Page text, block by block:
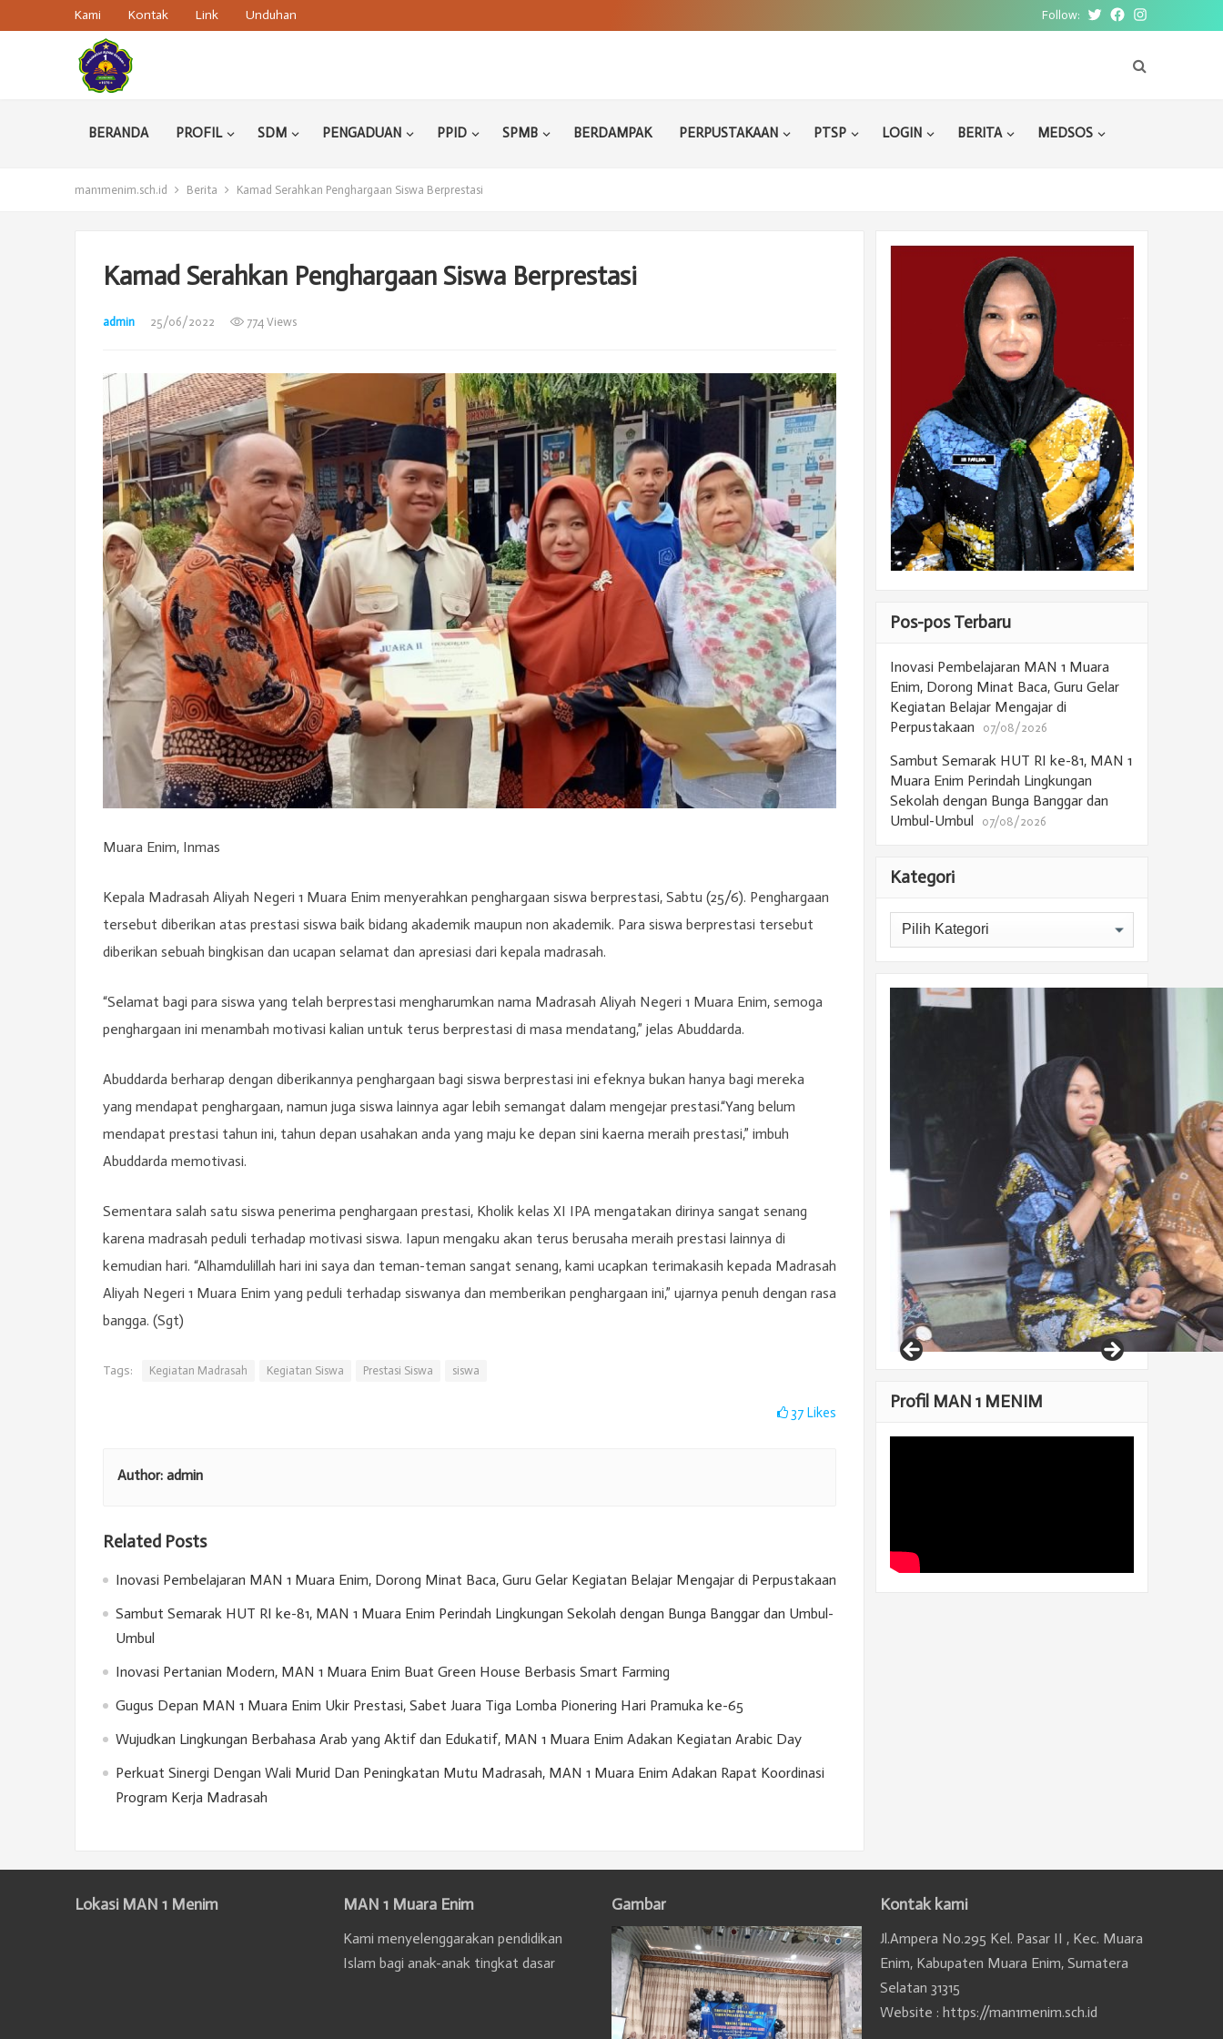
Kami Kontak Link Unduhan Follow: TwitterFacebookInstagram
BERANDA PROFIL SDM PENGADUAN PPID SPMB BERDAMPAK PERPUSTAKAAN PTSP LOGIN BERITA MEDSOS
man1menim.sch.id Berita Kamad Serahkan Penghargaan Siswa Berprestasi
Kamad Serahkan Penghargaan Siswa Berprestasi
admin 25/06/2022 774 Views
Muara Enim, Inmas
Kepala Madrasah Aliyah Negeri 1 Muara Enim menyerahkan penghargaan siswa berprestasi, Sabtu (25/6). Penghargaan
tersebut diberikan atas prestasi siswa baik bidang akademik maupun non akademik. Para siswa berprestasi tersebut
diberikan sebuah bingkisan dan ucapan selamat dan apresiasi dari kepala madrasah.
“Selamat bagi para siswa yang telah berprestasi mengharumkan nama Madrasah Aliyah Negeri 1 Muara Enim, semoga
penghargaan ini menambah motivasi kalian untuk terus berprestasi di masa mendatang,” jelas Abuddarda.
Abuddarda berharap dengan diberikannya penghargaan bagi siswa berprestasi ini efeknya bukan hanya bagi mereka
yang mendapat penghargaan, namun juga siswa lainnya agar lebih semangat dalam mengejar prestasi.“Yang belum
mendapat prestasi tahun ini, tahun depan usahakan anda yang maju ke depan sini kaerna meraih prestasi,” imbuh
Abuddarda memotivasi.
Sementara salah satu siswa penerima penghargaan prestasi, Kholik kelas XI IPA mengatakan dirinya sangat senang
karena madrasah peduli terhadap motivasi siswa. Iapun mengaku akan terus berusaha meraih prestasi lainnya di
kemudian hari. “Alhamdulillah hari ini saya dan teman-teman sangat senang, kami ucapkan terimakasih kepada Madrasah
Aliyah Negeri 1 Muara Enim yang peduli terhadap siswanya dan memberikan penghargaan ini,” ujarnya penuh dengan rasa
bangga. (Sgt)
Tags: Kegiatan Madrasah Kegiatan Siswa Prestasi Siswa siswa
37 Likes
Author: admin
Related Posts
Inovasi Pembelajaran MAN 1 Muara Enim, Dorong Minat Baca, Guru Gelar Kegiatan Belajar Mengajar di Perpustakaan
Sambut Semarak HUT RI ke-81, MAN 1 Muara Enim Perindah Lingkungan Sekolah dengan Bunga Banggar dan Umbul-
Umbul
Inovasi Pertanian Modern, MAN 1 Muara Enim Buat Green House Berbasis Smart Farming
Gugus Depan MAN 1 Muara Enim Ukir Prestasi, Sabet Juara Tiga Lomba Pionering Hari Pramuka ke-65
Wujudkan Lingkungan Berbahasa Arab yang Aktif dan Edukatif, MAN 1 Muara Enim Adakan Kegiatan Arabic Day
Perkuat Sinergi Dengan Wali Murid Dan Peningkatan Mutu Madrasah, MAN 1 Muara Enim Adakan Rapat Koordinasi
Program Kerja Madrasah
Pos-pos Terbaru
Inovasi Pembelajaran MAN 1 Muara
Enim, Dorong Minat Baca, Guru Gelar
Kegiatan Belajar Mengajar di
Perpustakaan
07/08/2026
Sambut Semarak HUT RI ke-81, MAN 1
Muara Enim Perindah Lingkungan
Sekolah dengan Bunga Banggar dan
Umbul-Umbul
07/08/2026
Kategori
Kategori
Profil MAN 1 MENIM
Lokasi MAN 1 Menim MAN 1 Muara Enim
Kami menyelenggarakan pendidikan
Islam bagi anak-anak tingkat dasar
Gambar Kontak kami
Jl.Ampera No.295 Kel. Pasar II , Kec. Muara
Enim, Kabupaten Muara Enim, Sumatera
Selatan 31315
Website : https://man1menim.sch.id